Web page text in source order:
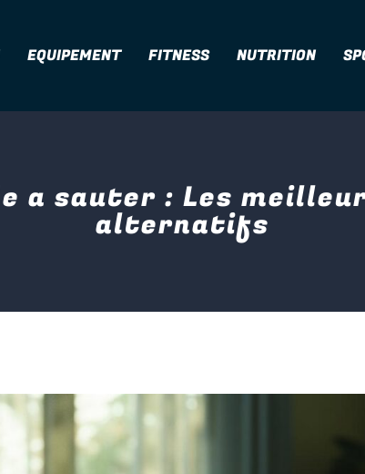
EQUIPEMENT FITNESS NUTRITION
a sauter : Les
alternatifs